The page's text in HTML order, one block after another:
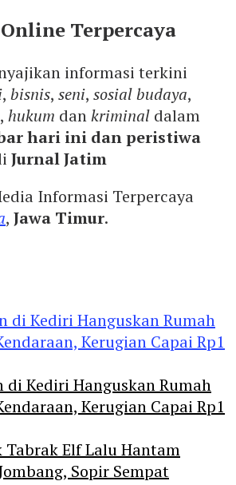
Terpercaya
informasi terkini
, bisnis, seni, sosial budaya,
, hukum dankriminal dalam
hari ini dan peristiwa
Jurnal Jatim
Informasi Terpercaya
, Jawa Timur.
di Kediri Hanguskan Rumah
Kerugian Capai Rp1
Tabrak Elf Lalu Hantam
Sopir Sempat